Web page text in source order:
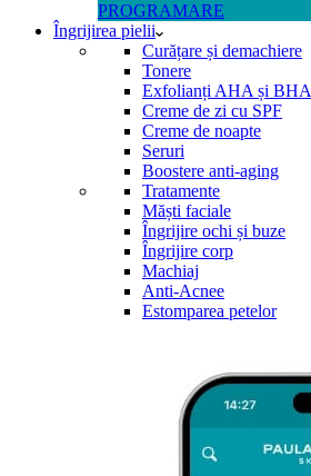
PROGRAMARE
Îngrijirea pielii
Curățare și demachiere
Tonere
Exfolianți AHA și BHA
Creme de zi cu SPF
Creme de noapte
Seruri
Boostere anti-aging
Tratamente
Măști faciale
Îngrijire ochi și buze
Îngrijire corp
Machiaj
Anti-Acnee
Estomparea petelor